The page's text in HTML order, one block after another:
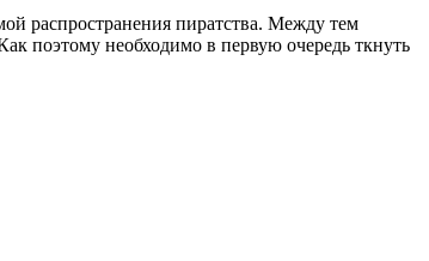
распространения пиратства. Между тем
поэтому необходимо в первую очередь ткнуть